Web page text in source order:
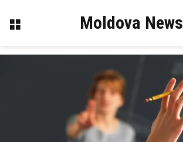
Menu Moldova News